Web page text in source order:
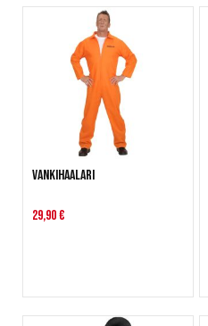
Vankihaalari
29,90 €